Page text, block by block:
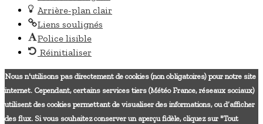
Arrière-plan clair
Liens soulignés
Police lisible
Réinitialiser
Nous n'utilisons pas directement de cookies (non obligatoires) pour notre site
internet. Cependant, certains services tiers (Météo France, réseaux sociaux)
utilisent des cookies permettant de visualiser des informations, ou d’afficher
des flux. Si vous souhaitez conserver un aperçu fidèle, cliquez sur "Tout